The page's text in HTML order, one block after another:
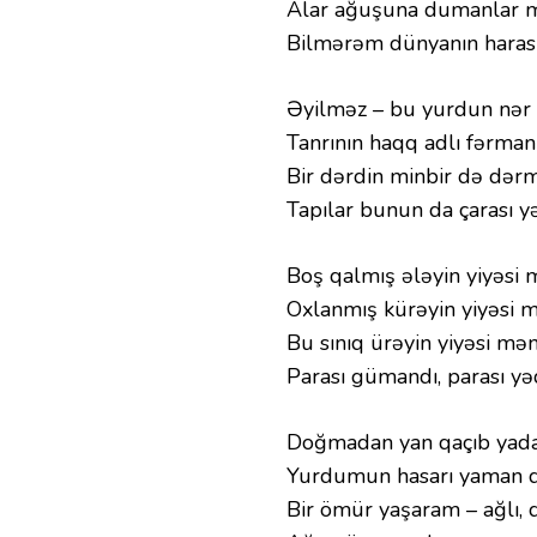
Alar ağuşuna dumanlar
Bilmərəm dünyanın
Əyilməz – bu yurdun nər
Tanrının haqq adlı
Bir dərdin minbir də
Tapılar bunun da çarası
Boş qalmış ələyin yiyəsi
Oxlanmış kürəyin yiyəsi
Bu sınıq ürəyin yiyəsi
Parası gümandı, parası
Doğmadan yan qaçıb
Yurdumun hasarı yaman
Bir ömür yaşaram – ağlı,